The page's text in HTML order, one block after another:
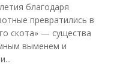
благодаря
превратились в
скота» — существа
выменем и